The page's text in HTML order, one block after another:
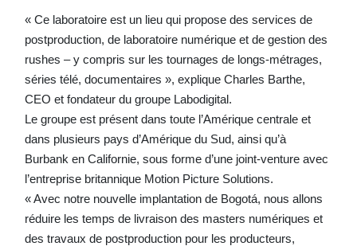
« Ce laboratoire est un lieu qui propose des services de
postproduction, de laboratoire numérique et de gestion des
rushes – y compris sur les tournages de longs-métrages,
séries télé, documentaires », explique Charles Barthe,
CEO et fondateur du groupe Labodigital.
Le groupe est présent dans toute l’Amérique centrale et
dans plusieurs pays d’Amérique du Sud, ainsi qu’à
Burbank en Californie, sous forme d’une joint-venture avec
l’entreprise britannique Motion Picture Solutions.
« Avec notre nouvelle implantation de Bogotá, nous allons
réduire les temps de livraison des masters numériques et
des travaux de postproduction pour les producteurs,